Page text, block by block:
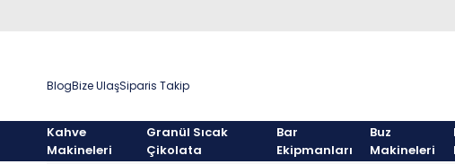
BlogBize UlaşSiparis Takip
Kahve
Makineleri
Granül Sıcak
Çikolata
Bar
Ekipmanları
Buz
Makineleri